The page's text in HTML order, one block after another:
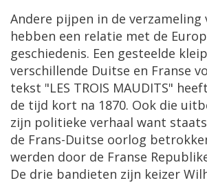
Andere pijpen in de verzameling
hebben een relatie met de
geschiedenis. Een gesteelde
verschillende Duitse en Franse
tekst "LES TROIS MAUDITS" heeft
de tijd kort na 1870. Ook die
zijn politieke verhaal want
de Frans-Duitse oorlog
werden door de Franse
De drie bandieten zijn keizer